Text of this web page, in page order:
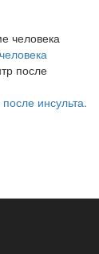
инсульта.